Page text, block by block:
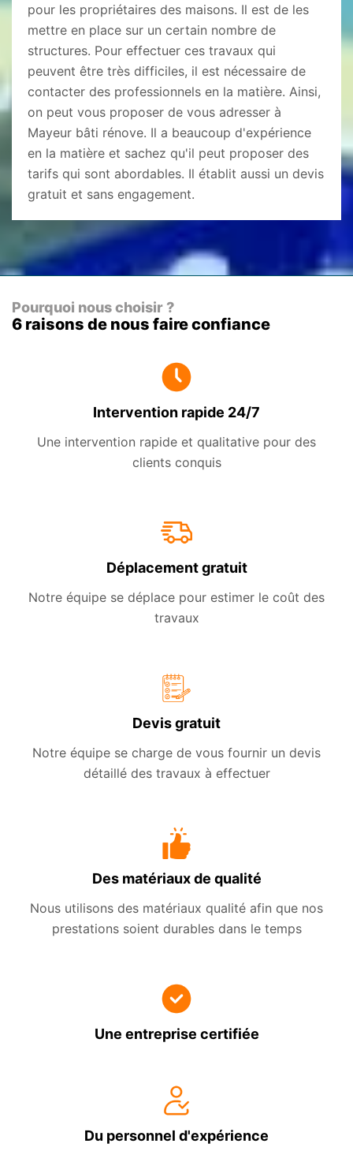
pour les propriétaires des maisons. Il est de les
mettre en place sur un certain nombre de
structures. Pour effectuer ces travaux qui
peuvent être très difficiles, il est nécessaire de
contacter des professionnels en la matière. Ainsi,
on peut vous proposer de vous adresser à
Mayeur bâti rénove. Il a beaucoup d'expérience
en la matière et sachez qu'il peut proposer des
tarifs qui sont abordables. Il établit aussi un devis
gratuit et sans engagement.
Pourquoi nous choisir ?
6 raisons de nous faire confiance
Intervention rapide 24/7
Une intervention rapide et qualitative pour des
clients conquis
Déplacement gratuit
Notre équipe se déplace pour estimer le coût des
travaux
Devis gratuit
Notre équipe se charge de vous fournir un devis
détaillé des travaux à effectuer
Des matériaux de qualité
Nous utilisons des matériaux qualité afin que nos
prestations soient durables dans le temps
Une entreprise certifiée
Du personnel d'expérience